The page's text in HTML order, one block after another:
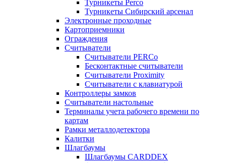
Турникеты Perco
Турникеты Сибирский арсенал
Электронные проходные
Картоприемники
Ограждения
Считыватели
Считыватели PERCo
Бесконтактные считыватели
Считыватели Proximity
Считыватели с клавиатурой
Контроллеры замков
Считыватели настольные
Терминалы учета рабочего времени по
картам
Рамки металлодетектора
Калитки
Шлагбаумы
Шлагбаумы CARDDEX